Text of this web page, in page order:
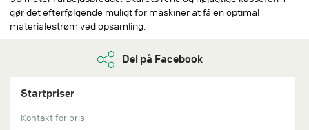
gør det efterfølgende muligt for maskiner at få en optimal
materialestrøm ved opsamling.
Del på Facebook
Startpriser
Kontakt for pris